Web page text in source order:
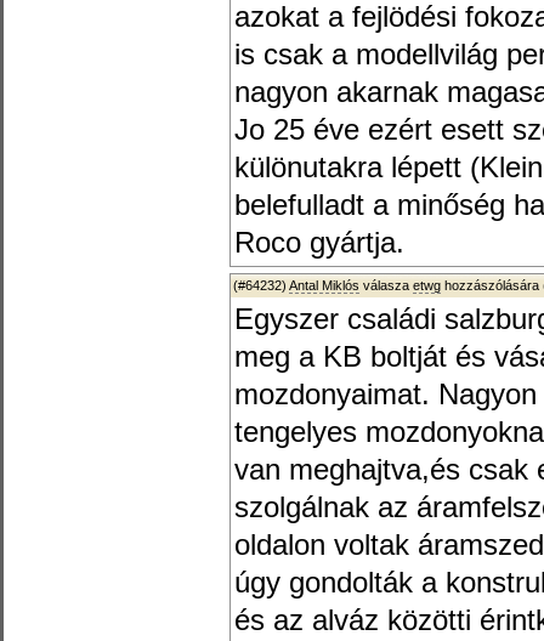
azokat a fejlödési
is csak a modellvilág
nagyon akarnak
Jo 25 éve ezért esett
különutakra lépett
belefulladt a minőség
Roco gyártja.
(#64232) Antal Miklós válasza etwg hozzászólására
Egyszer családi
meg a KB boltját és
mozdonyaimat.
tengelyes
van meghajtva,és csak
szolgálnak az
oldalon voltak
úgy gondolták a
és az alváz közötti